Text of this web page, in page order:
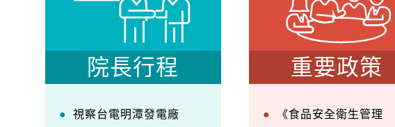
院長行程
視察台電明潭發電廠
重要政策
《食品安全衛生管理